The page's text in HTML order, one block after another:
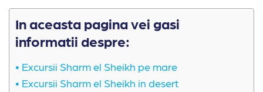
In aceasta pagina vei gasi
informatii despre:
Excursii Sharm el Sheikh pe mare
Excursii Sharm el Sheikh in desert